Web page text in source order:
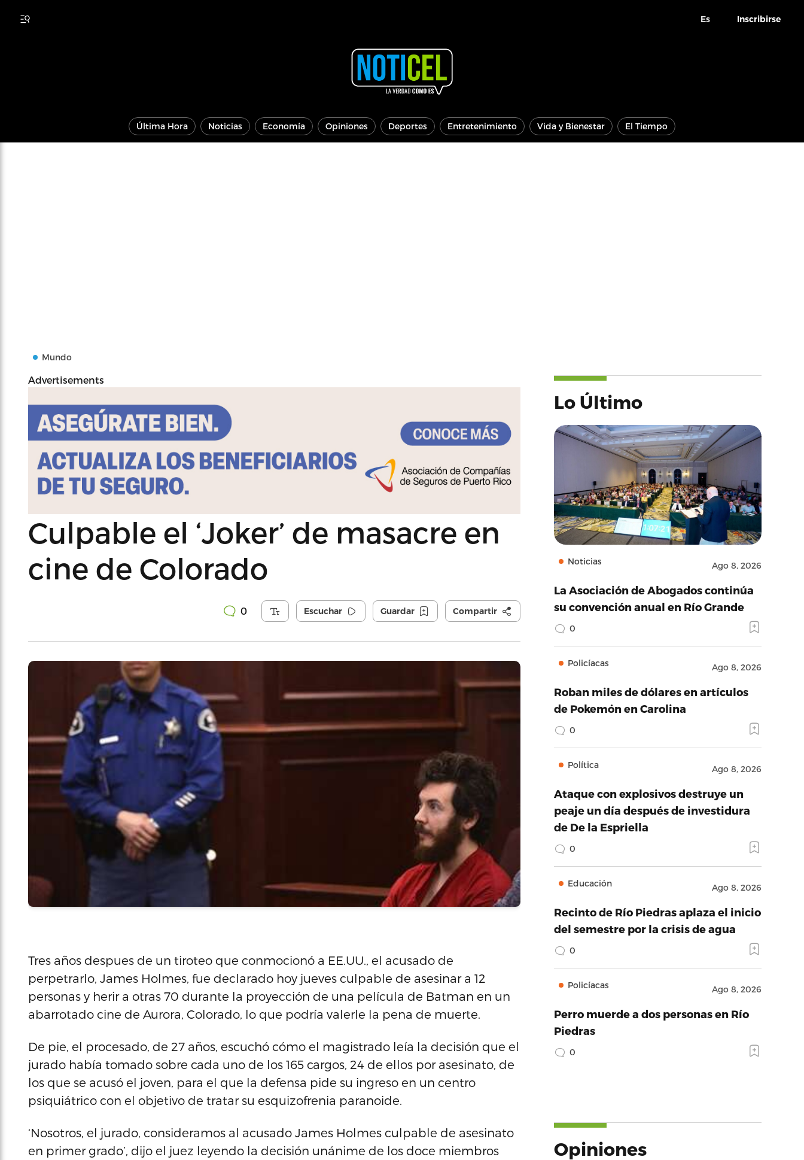
Es Inscribirse
Última Hora Noticias Economía Opiniones Deportes Entretenimiento Vida y Bienestar El Tiempo
Mundo
Advertisements
Culpable el ‘Joker’ de masacre en
cine de Colorado
0 Escuchar Guardar Compartir
Tres años despues de un tiroteo que conmocionó a EE.UU., el acusado de
perpetrarlo, James Holmes, fue declarado hoy jueves culpable de asesinar a 12
personas y herir a otras 70 durante la proyección de una película de Batman en un
abarrotado cine de Aurora, Colorado, lo que podría valerle la pena de muerte.
De pie, el procesado, de 27 años, escuchó cómo el magistrado leía la decisión que el
jurado había tomado sobre cada uno de los 165 cargos, 24 de ellos por asesinato, de
los que se acusó el joven, para el que la defensa pide su ingreso en un centro
psiquiátrico con el objetivo de tratar su esquizofrenia paranoide.
‘Nosotros, el jurado, consideramos al acusado James Holmes culpable de asesinato
en primer grado’, dijo el juez leyendo la decisión unánime de los doce miembros
Lo Último
Noticias Ago 8, 2026
La Asociación de Abogados continúa
su convención anual en Río Grande
0
Policíacas Ago 8, 2026
Roban miles de dólares en artículos
de Pokemón en Carolina
0
Política Ago 8, 2026
Ataque con explosivos destruye un
peaje un día después de investidura
de De la Espriella
0
Educación Ago 8, 2026
Recinto de Río Piedras aplaza el inicio
del semestre por la crisis de agua
0
Policíacas Ago 8, 2026
Perro muerde a dos personas en Río
Piedras
0
Opiniones